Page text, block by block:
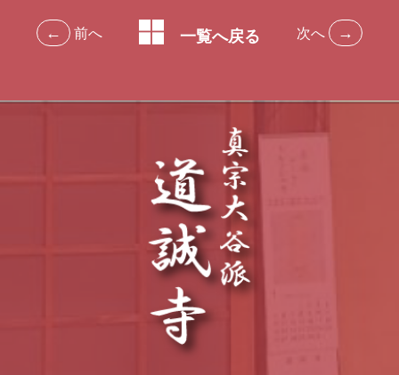
← 前へ 一覧へ戻る 次へ →